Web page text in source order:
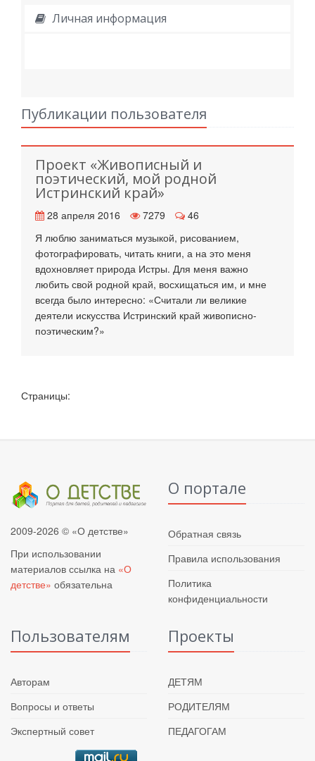
Личная информация
Публикации пользователя
Проект «Живописный и
поэтический, мой родной
Истринский край»
28 апреля 2016 7279
46
Я люблю заниматься музыкой, рисованием,
фотографировать, читать книги, а на это меня
вдохновляет природа Истры. Для меня важно
любить свой родной край, восхищаться им, и мне
всегда было интересно: «Считали ли великие
деятели искусства Истринский край живописно-
поэтическим?»
Страницы:
2009-2026 © «О детстве»
При использовании
материалов ссылка на «О
детстве» обязательна
О портале
Обратная связь
Правила использования
Политика
конфиденциальности
Пользователям
Авторам
Вопросы и ответы
Экспертный совет
Проекты
ДЕТЯМ
РОДИТЕЛЯМ
ПЕДАГОГАМ